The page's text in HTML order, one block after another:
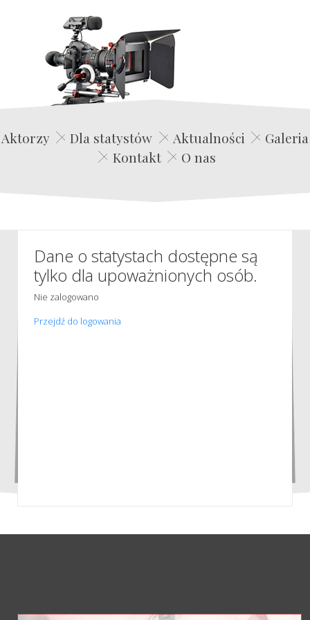
Edwin Film Agencja Aktorska
Aktorzy Dla statystów Aktualności
Galeria
Kontakt
O nas
Dane o statystach dostępne są
tylko dla upoważnionych osób.
Nie zalogowano
Przejdź do logowania